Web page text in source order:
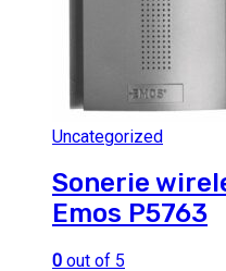
Uncategorized
Sonerie
Emos P5763
0 out of 5